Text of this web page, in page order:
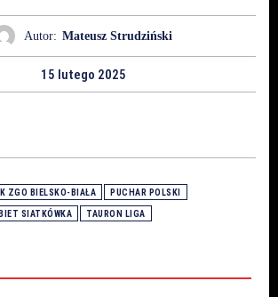
Autor: Mateusz Strudziński
15 lutego 2025
ZGO BIELSKO-BIAŁA PUCHAR POLSKI
SIATKÓWKA TAURON LIGA